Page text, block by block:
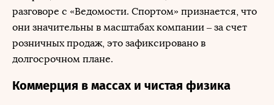
разговоре с «Ведомости. Спортом» признается, что
они значительны в масштабах компании – за счет
розничных продаж, это зафиксировано в
долгосрочном плане.
Коммерция в массах и чистая физика